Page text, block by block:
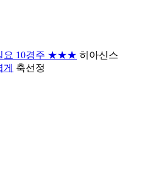
10경주 ★★★ 히아신스
축선정